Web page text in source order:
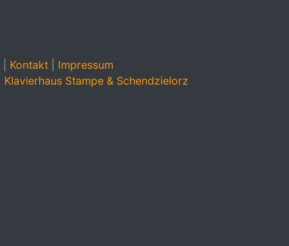
Kontakt| Impressum
Klavierhaus Stampe & Schendzielorz